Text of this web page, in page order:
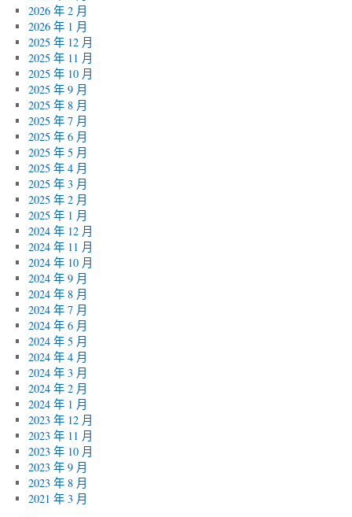
2026 年 2 月
2026 年 1 月
2025 年 12 月
2025 年 11 月
2025 年 10 月
2025 年 9 月
2025 年 8 月
2025 年 7 月
2025 年 6 月
2025 年 5 月
2025 年 4 月
2025 年 3 月
2025 年 2 月
2025 年 1 月
2024 年 12 月
2024 年 11 月
2024 年 10 月
2024 年 9 月
2024 年 8 月
2024 年 7 月
2024 年 6 月
2024 年 5 月
2024 年 4 月
2024 年 3 月
2024 年 2 月
2024 年 1 月
2023 年 12 月
2023 年 11 月
2023 年 10 月
2023 年 9 月
2023 年 8 月
2021 年 3 月